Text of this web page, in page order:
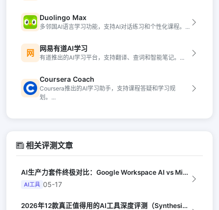
Duolingo Max
多邻国AI语言学习功能，支持AI对话练习和个性化课程。...
网 网易有道AI学习
有道推出的AI学习平台，支持翻译、查词和智能笔记。...
Coursera Coach
Coursera推出的AI学习助手，支持课程答疑和学习规
划。...
相关评测文章
AI生产力套件终极对比：Google Workspace AI vs Micro...
AI工具 05-17
2026年12款真正值得用的AI工具深度评测（Synthesia评选）